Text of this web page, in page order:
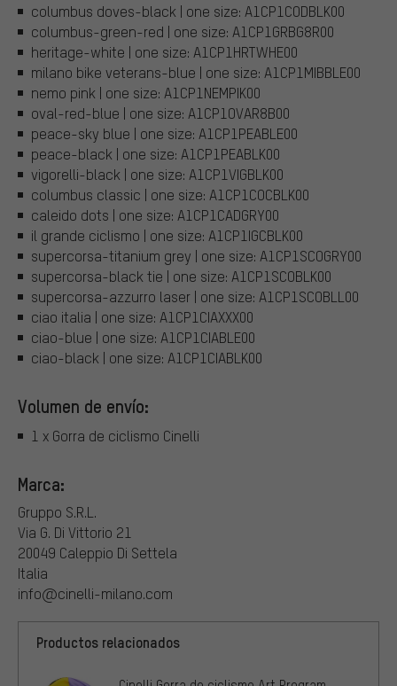
columbus doves-black | one size: A1CP1CODBLK00
columbus-green-red | one size: A1CP1GRBG8R00
heritage-white | one size: A1CP1HRTWHE00
milano bike veterans-blue | one size: A1CP1MIBBLE00
nemo pink | one size: A1CP1NEMPIK00
oval-red-blue | one size: A1CP1OVAR8B00
peace-sky blue | one size: A1CP1PEABLE00
peace-black | one size: A1CP1PEABLK00
vigorelli-black | one size: A1CP1VIGBLK00
columbus classic | one size: A1CP1COCBLK00
caleido dots | one size: A1CP1CADGRY00
il grande ciclismo | one size: A1CP1IGCBLK00
supercorsa-titanium grey | one size: A1CP1SCOGRY00
supercorsa-black tie | one size: A1CP1SCOBLK00
supercorsa-azzurro laser | one size: A1CP1SCOBLL00
ciao italia | one size: A1CP1CIAXXX00
ciao-blue | one size: A1CP1CIABLE00
ciao-black | one size: A1CP1CIABLK00
Volumen de envío:
1 x Gorra de ciclismo Cinelli
Marca:
Gruppo S.R.L.
Via G. Di Vittorio 21
20049 Caleppio Di Settela
Italia
info@cinelli-milano.com
Productos relacionados